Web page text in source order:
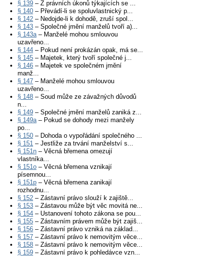
§ 139 – Z právních úkonů týkajících se ...
§ 140 – Převádí-li se spoluvlastnický p...
§ 142 – Nedojde-li k dohodě, zruší spol...
§ 143 – Společné jmění manželů tvoří a)...
§ 143a– Manželé mohou smlouvou
uzavřeno...
§ 144 – Pokud není prokázán opak, má se...
§ 145 – Majetek, který tvoří společné j...
§ 146 – Majetek ve společném jmění
manž...
§ 147 – Manželé mohou smlouvou
uzavřeno...
§ 148 – Soud může ze závažných důvodů
n...
§ 149 – Společné jmění manželů zaniká z...
§ 149a– Pokud se dohody mezi manžely
po...
§ 150 – Dohoda o vypořádání společného ...
§ 151 – Jestliže za trvání manželství s...
§ 151n – Věcná břemena omezují
vlastníka...
§ 151o – Věcná břemena vznikají
písemnou...
§ 151p – Věcná břemena zanikají
rozhodnu...
§ 152 – Zástavní právo slouží k zajiště...
§ 153 – Zástavou může být věc movitá ne...
§ 154 – Ustanovení tohoto zákona se pou...
§ 155 – Zástavním právem může být zajiš...
§ 156 – Zástavní právo vzniká na základ...
§ 157 – Zástavní právo k nemovitým věce...
§ 158 – Zástavní právo k nemovitým věce...
§ 159 – Zástavní právo k pohledávce vzn...